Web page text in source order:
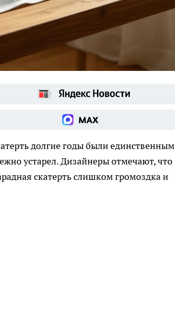
долгие годы были единственным
устарел. Дизайнеры отмечают, что
скатерть слишком громоздка и